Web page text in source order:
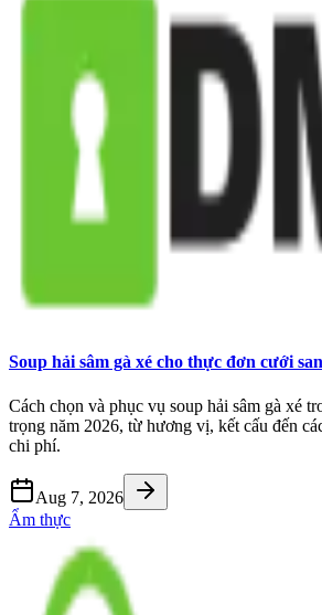
Soup hải sâm gà xé cho thực đơn cưới
Cách chọn và phục vụ soup hải sâm gà xé
trọng năm 2026, từ hương vị, kết cấu đến
chi phí.
Aug 7, 2026
Ẩm thực